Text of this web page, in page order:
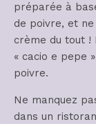
préparée à
de poivre, et
crème du tout !
« cacio e pepe
poivre.
Ne manquez
dans un